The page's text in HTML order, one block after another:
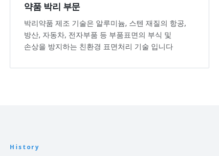
약품 박리 부문
박리약품 제조 기술은 알루미늄, 스텐 재질의 항공,
방산, 자동차, 전자부품 등 부품표면의 부식 및
손상을 방지하는 친환경 표면처리 기술 입니다
History